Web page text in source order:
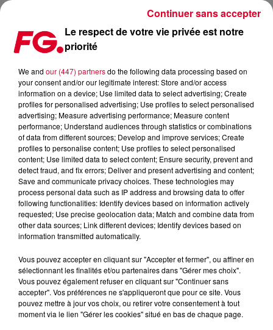
HAPPY HOUR DJ : LA NA
Le respect de votre vie privée est notre
priorité
We and our (447) partnersdo the following data processing based on
your consent and/or our legitimate interest: Store and/or access
information on a device; Use limited data to select advertising; Create
profiles for personalised advertising; Use profiles to select personalised
advertising; Measure advertising performance; Measure content
performance; Understand audiences through statistics or combinations
of data from different sources; Develop and improve services; Create
profiles to personalise content; Use profiles to select personalised
content; Use limited data to select content; Ensure security, prevent and
detect fraud, and fix errors; Deliver and present advertising and content;
Save and communicate privacy choices. These technologies may
process personal data such as IP address and browsing data to offer
following functionalities: Identify devices based on information actively
requested; Use precise geolocation data; Match and combine data from
other data sources; Link different devices; Identify devices based on
information transmitted automatically.
Vous pouvez accepter en cliquant sur "Accepter et fermer", ou affiner en
sélectionnant les finalités et/ou partenaires dans "Gérer mes choix".
Vous pouvez également refuser en cliquant sur "Continuer sans
accepter". Vos préférences ne s'appliqueront que pour ce site. Vous
pouvez mettre à jour vos choix, ou retirer votre consentement à tout
moment via le lien "Gérer les cookies" situé en bas de chaque page.
Continuer sans accepter